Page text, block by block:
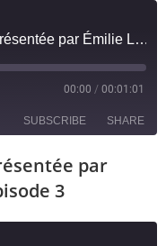
Histoire des communes présentée par Émilie Leroy: Bonnelles épisode 4
00:00 / 00:01:01
SUBSCRIBE SHARE
par
3